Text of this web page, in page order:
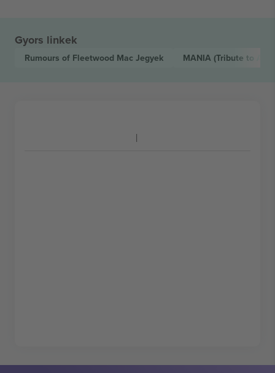
Gyors linkek
Rumours of Fleetwood Mac Jegyek MANIA (Tribute to